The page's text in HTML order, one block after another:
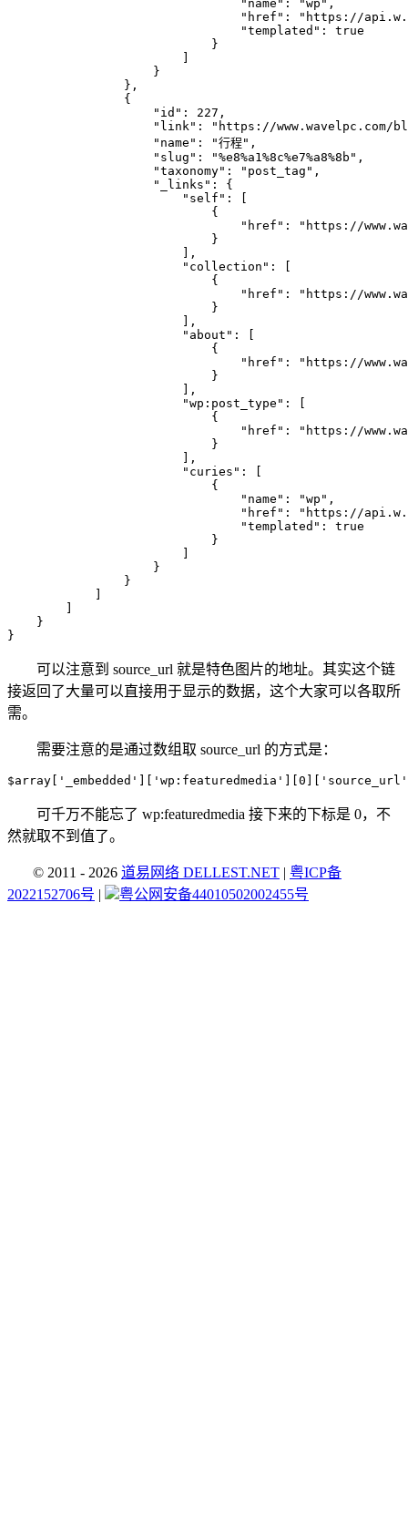
可以注意到 source_url 就是特色图片的地址。其实这个链
接返回了大量可以直接用于显示的数据，这个大家可以各取所
需。
需要注意的是通过数组取 source_url 的方式是：
可千万不能忘了 wp:featuredmedia 接下来的下标是 0，不
然就取不到值了。
© 2011 - 2026 道易网络 DELLEST.NET | 粤ICP备
2022152706号 | 粤公网安备44010502002455号